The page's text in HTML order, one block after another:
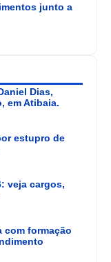
junto a
Dias,
em Atibaia.
estupro de
veja cargos,
com formação